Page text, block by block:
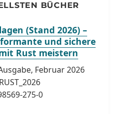
BÜCHER
(Stand 2026) –
und sichere
Rust meistern
Februar 2026
275-0